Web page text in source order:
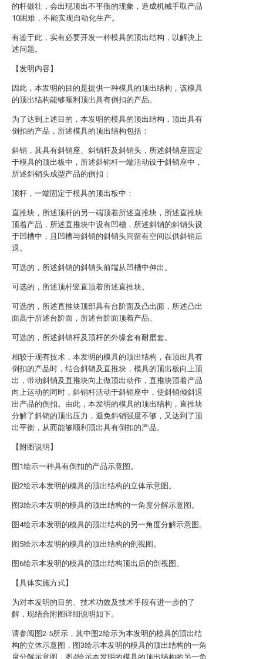
的杆做壮，会出现顶出不平衡的现象，造成机械手取产品
10困难，不能实现自动化生产。
有鉴于此，实有必要开发一种模具的顶出结构，以解决上
述问题。
【发明内容】
因此，本发明的目的是提供一种模具的顶出结构，该模具
的顶出结构能够顺利顶出具有倒扣的产品。
为了达到上述目的，本发明的模具的顶出结构，顶出具有
倒扣的产品，所述模具的顶出结构包括：
斜销，其具有斜销座、斜销杆及斜销头，所述斜销座固定
于模具的顶出板中，所述斜销杆一端活动设于斜销座中，
所述斜销头成型产品的倒扣；
顶杆，一端固定于模具的顶出板中；
直推块，所述顶杆的另一端顶着所述直推块，所述直推块
顶着产品，所述直推块中设有凹槽，所述斜销的斜销头设
于凹槽中，且凹槽与斜销的斜销头间留有空间以供斜销后
退。
可选的，所述斜销的斜销头前端从凹槽中伸出。
可选的，所述顶杆竖直顶着所述直推块。
可选的，所述直推块顶部具有台阶面及凸出面，所述凸出
面高于所述台阶面，所述台阶面顶着产品。
可选的，所述斜销杆及顶杆的外缘套有耐磨套。
相较于现有技术，本发明的模具的顶出结构，在顶出具有
倒扣的产品时，结合斜销及直推块，模具的顶出板向上顶
出，带动斜销及直推块向上做顶出动作，直推块顶着产品
向上运动的同时，斜销杆活动于斜销座中，使斜销倾斜退
出产品的倒扣。由此，本发明的模具的顶出结构，直推块
分解了斜销的顶出压力，避免斜销强度不够，又达到了顶
出平衡，从而能够顺利顶出具有倒扣的产品。
【附图说明】
图1绘示一种具有倒扣的产品示意图。
图2绘示本发明的模具的顶出结构的立体示意图。
图3绘示本发明的模具的顶出结构的一角度分解示意图。
图4绘示本发明的模具的顶出结构的另一角度分解示意图。
图5绘示本发明的模具的顶出结构的剖视图。
图6绘示本发明的模具的顶出结构顶出后的剖视图。
【具体实施方式】
为对本发明的目的、技术功效及技术手段有进一步的了
解，现结合附图详细说明如下。
请参阅图2-5所示，其中图2绘示为本发明的模具的顶出结
构的立体示意图，图3绘示本发明的模具的顶出结构的一角
度分解示意图，图4绘示本发明的模具的顶出结构的另一角